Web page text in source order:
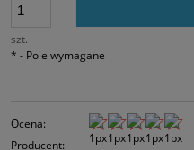
szt.
* - Pole wymagane
Ocena:
Producent: